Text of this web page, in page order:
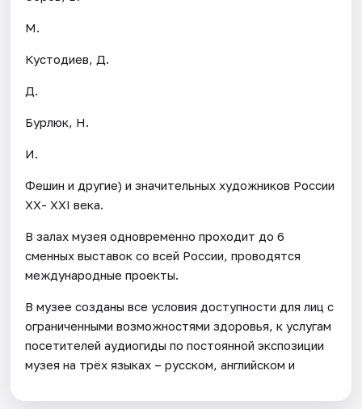
М.
Кустодиев, Д.
Д.
Бурлюк, Н.
И.
Фешин и другие) и значительных художников России
ХХ- ХХI века.
В залах музея одновременно проходит до 6
сменных выставок со всей России, проводятся
международные проекты.
В музее созданы все условия доступности для лиц с
ограниченными возможностями здоровья, к услугам
посетителей аудиогиды по постоянной экспозиции
музея на трёх языках – русском, английском и